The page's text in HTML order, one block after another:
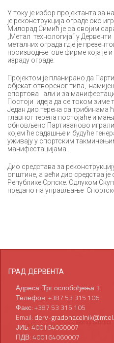
У току је избор пројектанта за
је реконструкција ограде око
Милорад Симић је са својим
„Метал технологија“ у
металних ограда гдје је
производње ове фирме која је и
израду ограде.
Пројектом је планирано да
објекат отвореног типа,
спортова али и за
Постоји идеја да се током зиме
Један дио терена са трибинама
главног терена постојаће и
обновљено Партизаново
којем ће садашње и будуће
уживају у спортским
манифестацијама.
Дио средстава за
општине, а већи дио средства је
Републике Српске. Одлуком
предано на управљање
ГРАД ДЕРВЕНТА
Адреса: Трг ослобођења 3
Телефон: +387 53 315 106
Факс: +387 53 315 105
Email: derv-
ЈИБ: 400164060007
ПДВ: 400164060007